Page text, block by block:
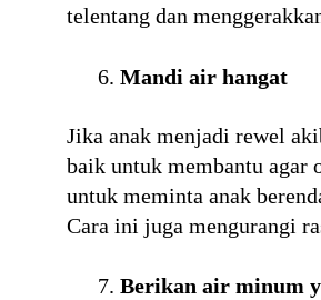
telentang dan
Mandi air hangat
Jika anak menjadi rewel
baik untuk membantu agar
untuk meminta anak
Cara ini juga mengurangi
Berikan air minum